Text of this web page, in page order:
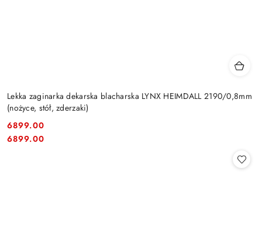
Lekka zaginarka dekarska blacharska LYNX HEIMDALL 2190/0,8mm
(nożyce, stół, zderzaki)
Cena:
6899.00
Cena:
6899.00